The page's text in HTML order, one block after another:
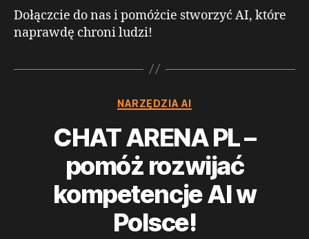
Dołączcie do nas i pomóżcie stworzyć AI, które
naprawdę chroni ludzi!
Kategorie
NARZĘDZIA AI
CHAT ARENA PL –
pomóż rozwijać
kompetencje AI w
Polsce!